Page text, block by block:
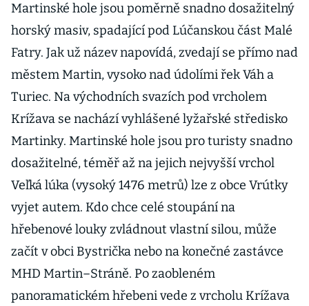
Martinské hole jsou poměrně snadno dosažitelný
horský masiv, spadající pod Lúčanskou část Malé
Fatry. Jak už název napovídá, zvedají se přímo nad
městem Martin, vysoko nad údolími řek Váh a
Turiec. Na východních svazích pod vrcholem
Krížava se nachází vyhlášené lyžařské středisko
Martinky. Martinské hole jsou pro turisty snadno
dosažitelné, téměř až na jejich nejvyšší vrchol
Veľká lúka (vysoký 1476 metrů) lze z obce Vrútky
vyjet autem. Kdo chce celé stoupání na
hřebenové louky zvládnout vlastní silou, může
začít v obci Bystrička nebo na konečné zastávce
MHD Martin–Stráně. Po zaobleném
panoramatickém hřebeni vede z vrcholu Krížava